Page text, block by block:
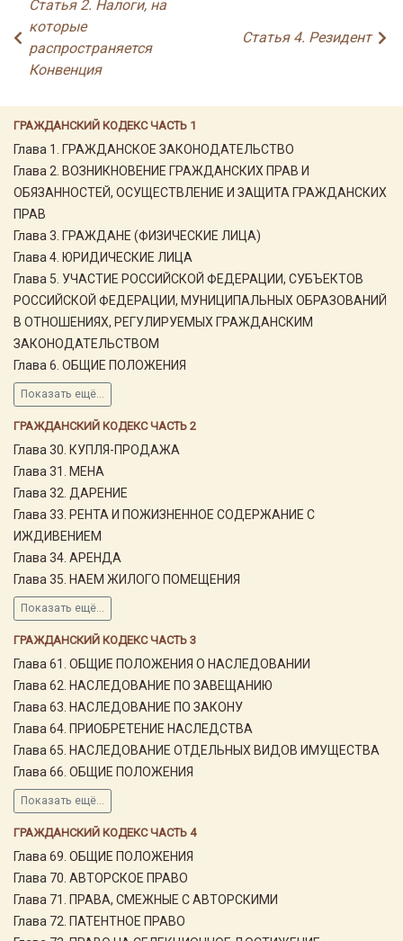
ГРАЖДАНСКИЙ КОДЕКС ЧАСТЬ 1
Глава 1. ГРАЖДАНСКОЕ ЗАКОНОДАТЕЛЬСТВО
Глава 2. ВОЗНИКНОВЕНИЕ ГРАЖДАНСКИХ ПРАВ И
ОБЯЗАННОСТЕЙ, ОСУЩЕСТВЛЕНИЕ И ЗАЩИТА ГРАЖДАНСКИХ
ПРАВ
Глава 3. ГРАЖДАНЕ (ФИЗИЧЕСКИЕ ЛИЦА)
Глава 4. ЮРИДИЧЕСКИЕ ЛИЦА
Глава 5. УЧАСТИЕ РОССИЙСКОЙ ФЕДЕРАЦИИ, СУБЪЕКТОВ
РОССИЙСКОЙ ФЕДЕРАЦИИ, МУНИЦИПАЛЬНЫХ ОБРАЗОВАНИЙ
В ОТНОШЕНИЯХ, РЕГУЛИРУЕМЫХ ГРАЖДАНСКИМ
ЗАКОНОДАТЕЛЬСТВОМ
Глава 6. ОБЩИЕ ПОЛОЖЕНИЯ
Показать ещё...
ГРАЖДАНСКИЙ КОДЕКС ЧАСТЬ 2
Глава 30. КУПЛЯ-ПРОДАЖА
Глава 31. МЕНА
Глава 32. ДАРЕНИЕ
Глава 33. РЕНТА И ПОЖИЗНЕННОЕ СОДЕРЖАНИЕ С
ИЖДИВЕНИЕМ
Глава 34. АРЕНДА
Глава 35. НАЕМ ЖИЛОГО ПОМЕЩЕНИЯ
Показать ещё...
ГРАЖДАНСКИЙ КОДЕКС ЧАСТЬ 3
Глава 61. ОБЩИЕ ПОЛОЖЕНИЯ О НАСЛЕДОВАНИИ
Глава 62. НАСЛЕДОВАНИЕ ПО ЗАВЕЩАНИЮ
Глава 63. НАСЛЕДОВАНИЕ ПО ЗАКОНУ
Глава 64. ПРИОБРЕТЕНИЕ НАСЛЕДСТВА
Глава 65. НАСЛЕДОВАНИЕ ОТДЕЛЬНЫХ ВИДОВ ИМУЩЕСТВА
Глава 66. ОБЩИЕ ПОЛОЖЕНИЯ
Показать ещё...
ГРАЖДАНСКИЙ КОДЕКС ЧАСТЬ 4
Глава 69. ОБЩИЕ ПОЛОЖЕНИЯ
Глава 70. АВТОРСКОЕ ПРАВО
Глава 71. ПРАВА, СМЕЖНЫЕ С АВТОРСКИМИ
Глава 72. ПАТЕНТНОЕ ПРАВО
Статья 2. Налоги, на
которые
распространяется
Конвенция
Статья 4. Резидент